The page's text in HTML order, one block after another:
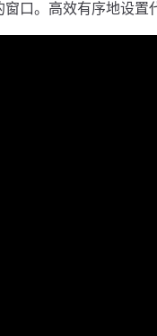
口。高效有序地设置